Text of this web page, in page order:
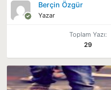
Berçin Özgür
Yazar
Toplam Yazı:
29